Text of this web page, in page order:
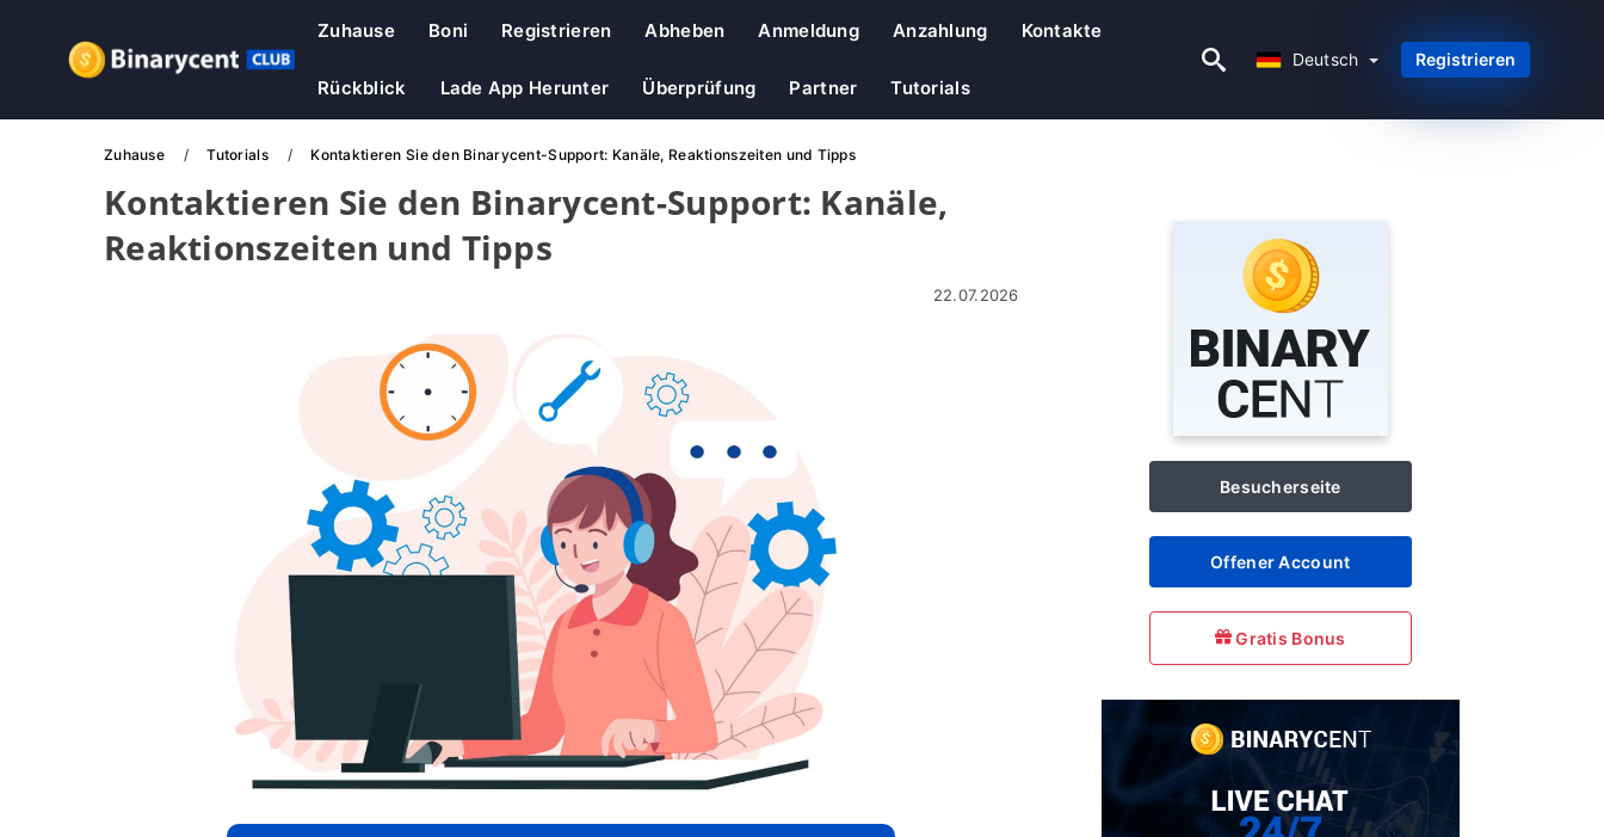
Zuhause Boni Registrieren Abheben Anmeldung Anzahlung Kontakte
Rückblick Lade App Herunter Überprüfung Partner Tutorials
Deutsch Registrieren
Zuhause Tutorials Kontaktieren Sie den Binarycent-Support: Kanäle, Reaktionszeiten und Tipps
Kontaktieren Sie den Binarycent-Support: Kanäle,
Reaktionszeiten und Tipps
22.07.2026
Besucherseite
Offener Account
Gratis Bonus